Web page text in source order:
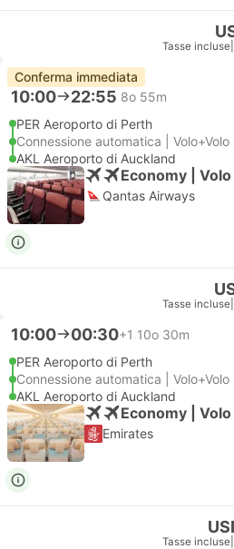
Tasse incluse
Conferma immediata
10:00 22:55 8o 55m
PER Aeroporto di Perth
Connessione automatica | Volo+Volo
AKL Aeroporto di Auckland
Economy |
Qantas Airways
Tasse incluse
10:00 00:30+1 10o 30m
PER Aeroporto di Perth
Connessione automatica | Volo+Volo
AKL Aeroporto di Auckland
Economy |
Emirates
Tasse incluse